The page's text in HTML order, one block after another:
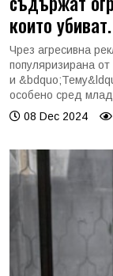
които
Чрез агресивна
популяризирана
и
особено сред
08 Dec 2024